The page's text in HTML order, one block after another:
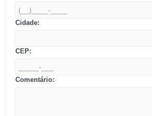
Cidade:
CEP:
Comentário: